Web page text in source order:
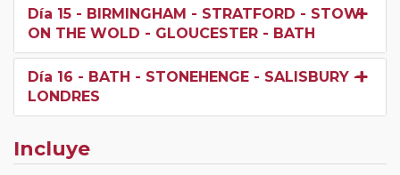
Día 15 - BIRMINGHAM - STRATFORD - STOW
ON THE WOLD - GLOUCESTER - BATH
Día 16 - BATH - STONEHENGE - SALISBURY -
LONDRES
Incluye